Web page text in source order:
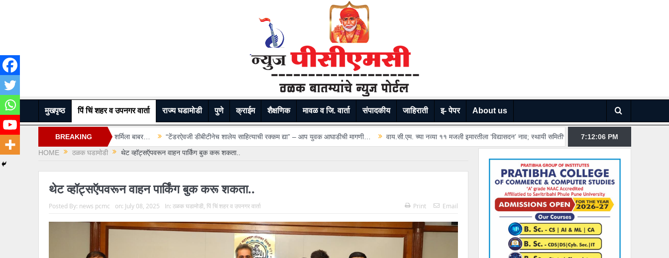
मुखपृष्ठ पिं चिं शहर व उपनगर वार्ता राज्य घडामोडी पुणे क्राईम शैक्षणिक मावळ व जि. वार्ता संपादकीय जाहिराती इ- पेपर About us
BREAKING
NEWS
– उप महापौर शर्मिला बाबर… “टेंडरऐवजी डीबीटीनेच शालेय साहित्याची रक्कम द्या” – आप युवक आघाडीची मागणी… वाय.सी.एम. च्या नव्या ११ मजली इमारतीला ‘विद्यासदन’ नाव; स्थायी समितीची मंजुरी… पिंपरी-चिंचवडमध्ये रस्त्यांची दुर्दशा; खड्डे
7:12:08PM
HOME
ठळक घडामोडी थेट व्हॉट्सऍपवरून वाहन पार्किंग बुक करू शकता..
थेट व्हॉट्सऍपवरून वाहन पार्किंग बुक करू शकता..
Posted By: news pcmc on: July 08, 2025 In: ठळक घडामोडी, पिं चिं शहर व उपनगर वार्ता Print Email